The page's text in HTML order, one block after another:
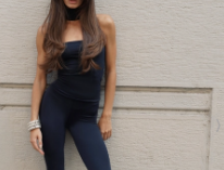
›